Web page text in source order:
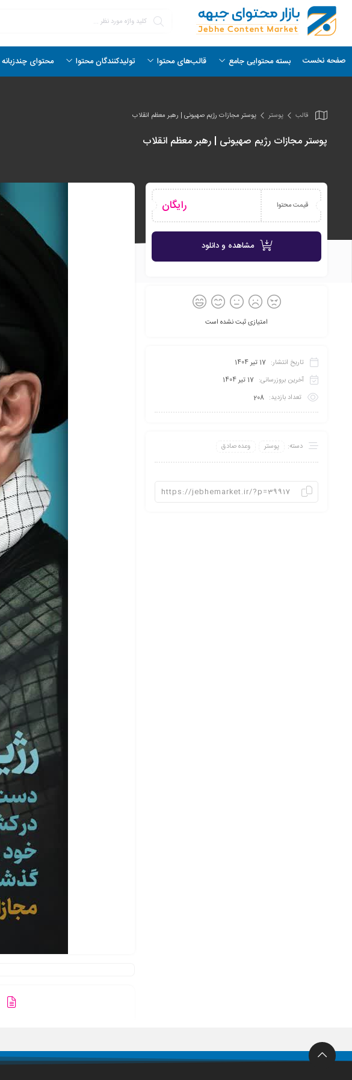
صفحه نخست بسته محتوایی جامع قالب‌های محتوا تولیدکنندگان محتوا محتوای چندزبانه
قالب پوستر پوستر مجازات رژیم صهیونی | رهبر معظم انقلاب
پوستر مجازات رژیم صهیونی | رهبر معظم انقلاب
قیمت محتوا رایگان
مشاهده و دانلود
امتیازی ثبت نشده است
تاریخ انتشار: 17 تیر 1404
آخرین بروزرسانی: 17 تیر 1404
تعداد بازدید: 208
دسته: پوستر وعده صادق